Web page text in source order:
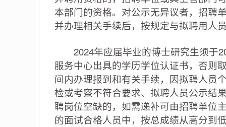
本部门的资格。对公示无异议者，招聘
并办理相关手续后，按规定与拟聘用人
2024年应届毕业的博士研究生须于
服务中心出具的学历学位认证书，否则
间内办理报到和有关手续，因拟聘人员
检或考察不符合要求、拟聘人员公示结
聘岗位空缺的，如需递补可由招聘单位
的面试合格人员中，按总成绩从高分到